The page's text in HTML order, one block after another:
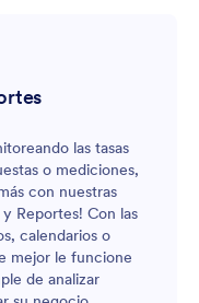
las tasas
o mediciones,
con nuestras
Reportes! Con las
calendarios o
mejor le funcione
de analizar